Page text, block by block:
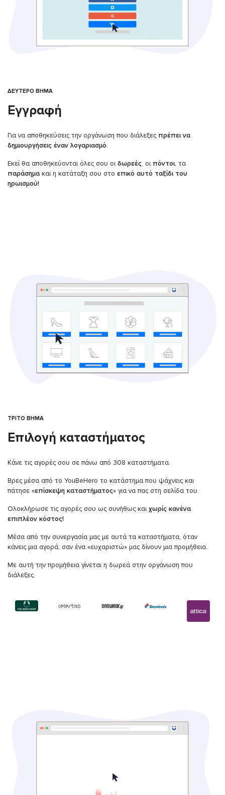
ΔΕΥΤΕΡΟ ΒΗΜΑ
Εγγραφή
Για να αποθηκεύσεις την οργάνωση που διάλεξες πρέπει να
δημιουργήσεις έναν λογαριασμό.
Εκεί θα αποθηκεύονται όλες σου οι δωρεές, οι πόντοι, τα
παράσημα και η κατάταξη σου στο επικό αυτό ταξίδι του
ηρωισμού!
ΤΡΙΤΟ ΒΗΜΑ
Επιλογή καταστήματος
Κάνε τις αγορές σου σε πάνω από 308 καταστήματα.
Βρες μέσα από το YouBeHero το κατάστημα που ψάχνεις και
πάτησε «επίσκεψη καταστήματος» για να πας στη σελίδα του.
Ολοκλήρωσε τις αγορές σου ως συνήθως και χωρίς κανένα
επιπλέον κόστος!
Μέσα από την συνεργασία μας με αυτά τα καταστήματα, όταν
κάνεις μια αγορά, σαν ένα «ευχαριστώ» μας δίνουν μια προμήθεια.
Με αυτή την προμήθεια γίνεται η δωρεά στην οργάνωση που
διάλεξες.